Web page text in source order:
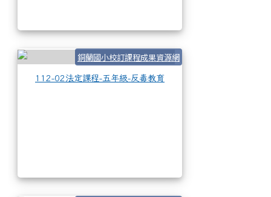
銅蘭國小校訂課程成果資源網112-02法定課程-五
112-02法定課程-五年級-反毒教育